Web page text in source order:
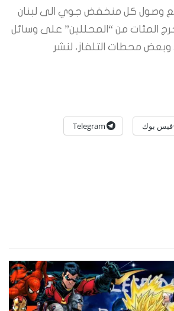
وصول كل منخفض جوي الى لبنان
المئات من “المحللين” على وسائل
وبعض محطات التلفاز، لنشر
فيس بوك Telegram